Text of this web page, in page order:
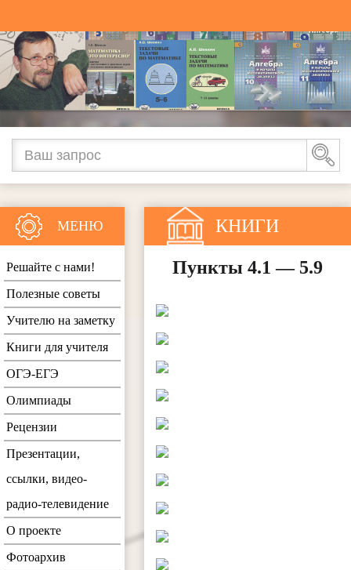
КНИГИ
Пункты 4.1 — 5.9
МЕНЮ
Решайте с нами!
Полезные советы
Учителю на заметку
Книги для учителя
ОГЭ-ЕГЭ
Олимпиады
Рецензии
Презентации,
ссылки, видео-
радио-телевидение
О проекте
Фотоархив